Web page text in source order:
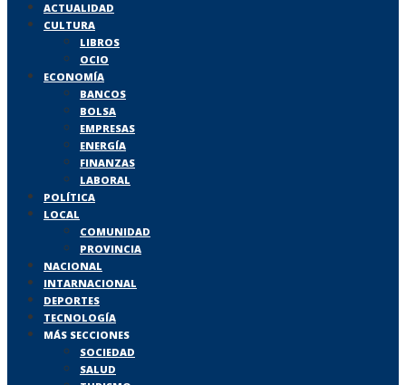
ACTUALIDAD
CULTURA
LIBROS
OCIO
ECONOMÍA
BANCOS
BOLSA
EMPRESAS
ENERGÍA
FINANZAS
LABORAL
POLÍTICA
LOCAL
COMUNIDAD
PROVINCIA
NACIONAL
INTARNACIONAL
DEPORTES
TECNOLOGÍA
MÁS SECCIONES
SOCIEDAD
SALUD